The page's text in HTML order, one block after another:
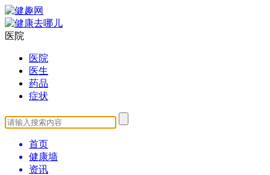
医院
医院
医生
药品
症状
首页
健康墙
资讯